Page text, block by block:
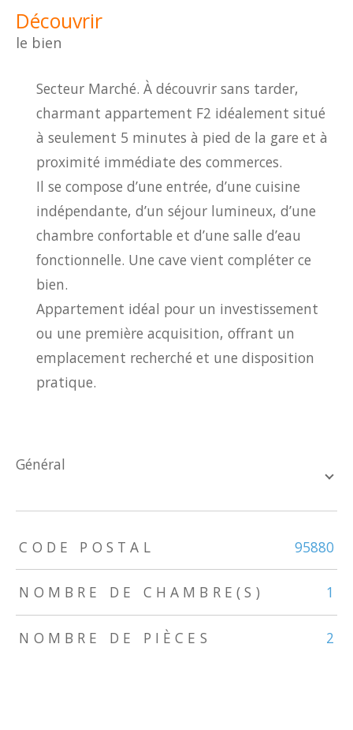
découvrir
le bien
Secteur Marché. À découvrir sans tarder,
charmant appartement F2 idéalement situé
à seulement 5 minutes à pied de la gare et à
proximité immédiate des commerces.
Il se compose d’une entrée, d’une cuisine
indépendante, d’un séjour lumineux, d’une
chambre confortable et d’une salle d’eau
fonctionnelle. Une cave vient compléter ce
bien.
Appartement idéal pour un investissement
ou une première acquisition, offrant un
emplacement recherché et une disposition
pratique.
général
TRAD_ZEPHYR_Caracteristique TRAD_ZEPHYR_Valeurs
CODE POSTAL 95880
NOMBRE DE CHAMBRE(S) 1
NOMBRE DE PIÈCES 2